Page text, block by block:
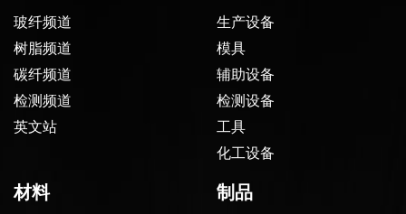
玻纤频道
树脂频道
碳纤频道
检测频道
英文站
生产设备
模具
辅助设备
检测设备
工具
化工设备
材料 制品